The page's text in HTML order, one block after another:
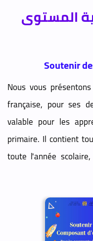
المستوى
Soutenir
Nous vous
française, pour ses
valable pour les
primaire. Il contient
toute l'année